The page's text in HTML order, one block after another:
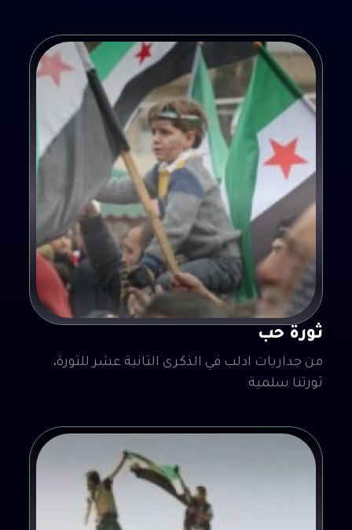
ثورة حب
من جداريات ادلب في الذكرى الثانية عشر للثورة،
ثورتنا سلمية